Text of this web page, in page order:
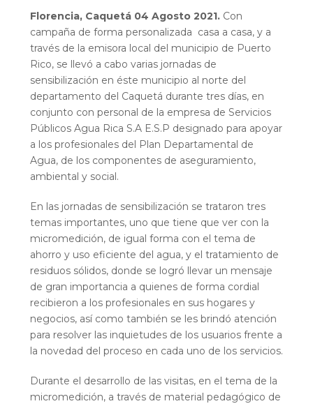
Florencia, Caquetá 04 Agosto 2021. Con
campaña de forma personalizada casa a casa, y a
través de la emisora local del municipio de Puerto
Rico, se llevó a cabo varias jornadas de
sensibilización en éste municipio al norte del
departamento del Caquetá durante tres días, en
conjunto con personal de la empresa de Servicios
Públicos Agua Rica S.A E.S.P designado para apoyar
a los profesionales del Plan Departamental de
Agua, de los componentes de aseguramiento,
ambiental y social.
En las jornadas de sensibilización se trataron tres
temas importantes, uno que tiene que ver con la
micromedición, de igual forma con el tema de
ahorro y uso eficiente del agua, y el tratamiento de
residuos sólidos, donde se logró llevar un mensaje
de gran importancia a quienes de forma cordial
recibieron a los profesionales en sus hogares y
negocios, así como también se les brindó atención
para resolver las inquietudes de los usuarios frente a
la novedad del proceso en cada uno de los servicios.
Durante el desarrollo de las visitas, en el tema de la
micromedición, a través de material pedagógico de